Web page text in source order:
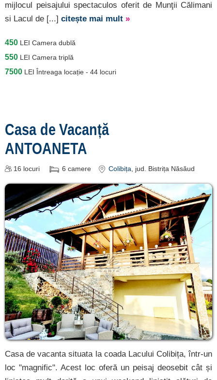
mijlocul peisajului spectaculos oferit de Munţii Călimani
si Lacul de [...] citește mai mult »
450 LEI Camera dublă
550 LEI Camera triplă
7500 LEI Întreaga locație - 44 locuri
Casa de Vacanță
ANTOANETA
16 locuri 6 camere Colibița, jud. Bistrița Năsăud
Casa de vacanta situata la coada Lacului Colibița, într-un
loc "magnific". Acest loc oferă un peisaj deosebit cât și